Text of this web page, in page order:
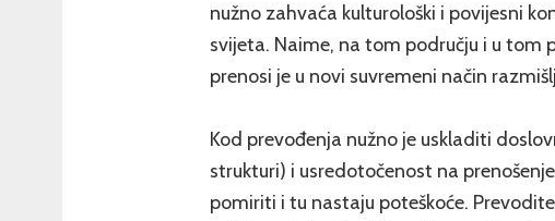
nužno zahvaća kulturološki i povijesni
svijeta. Naime, na tom području i u tom
prenosi je u novi suvremeni način
Kod prevođenja nužno je uskladiti
strukturi) i usredotočenost na
pomiriti i tu nastaju poteškoće.